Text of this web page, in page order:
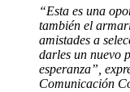
“Esta es una
también el
amistades a
darles un nuevo
esperanza”,
Comunicación